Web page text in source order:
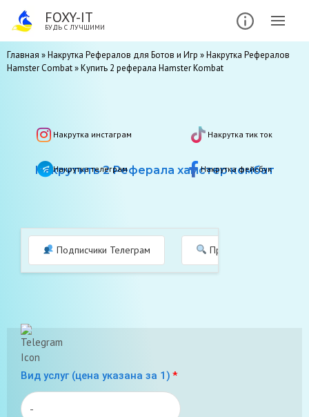
FOXY-IT
БУДЬ С ЛУЧШИМИ
Главная »Накрутка Рефералов для Ботов и Игр »Накрутка Рефералов
Hamster Combat»Купить 2 реферала Hamster Kombat
Накрутка инстаграм Накрутка тик ток
Накрутка телеграм Накрутка фейсбук
Накрутить 2 Реферала хамстер комбат
Подписчики Телеграм Просмотры в Телеграм
Вид услуг (цена указана за 1)